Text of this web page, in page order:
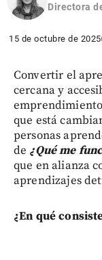
Directora
15 de octubre de 2025
Convertir el
cercana y
que está
personas
de ¿Qué me
que en alianza
aprendizajes
¿En qué